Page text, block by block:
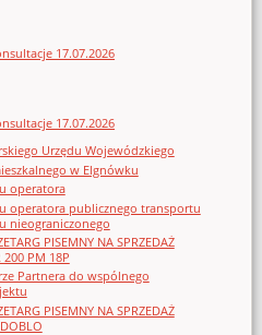
17.07.2026
17.07.2026
Urzędu Wojewódzkiego
w Elgnówku
operatora
operatora publicznego transportu
nieograniczonego
PISEMNY NA SPRZEDAŻ
200 PM 18P
Partnera do wspólnego
PISEMNY NA SPRZEDAŻ